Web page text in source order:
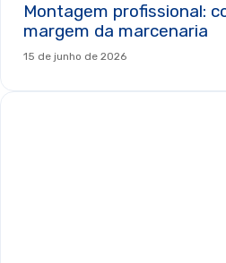
Montagem profissional:
margem da marcenaria
15 de junho de 2026